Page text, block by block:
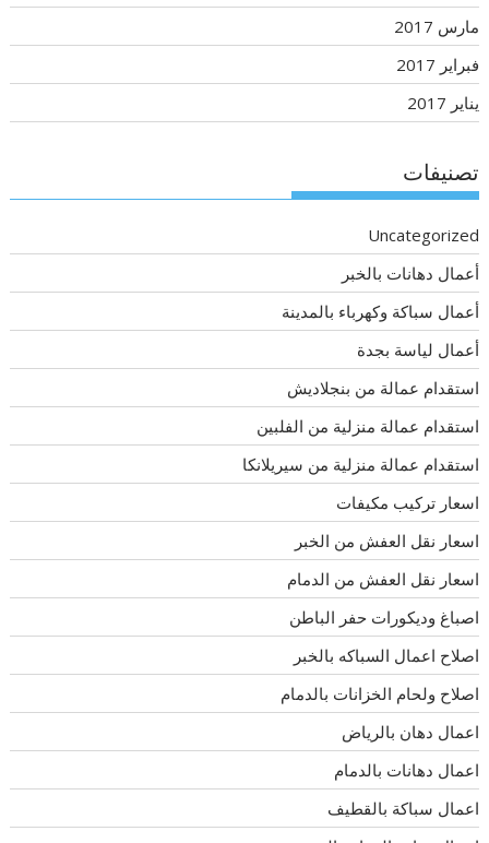
مارس 2017
فبراير 2017
يناير 2017
تصنيفات
Uncategorized
أعمال دهانات بالخبر
أعمال سباكة وكهرباء بالمدينة
أعمال لياسة بجدة
استقدام عمالة من بنجلاديش
استقدام عمالة منزلية من الفلبين
استقدام عمالة منزلية من سيريلانكا
اسعار تركيب مكيفات
اسعار نقل العفش من الخبر
اسعار نقل العفش من الدمام
اصباغ وديكورات حفر الباطن
اصلاح اعمال السباكه بالخبر
اصلاح ولحام الخزانات بالدمام
اعمال دهان بالرياض
اعمال دهانات بالدمام
اعمال سباكة بالقطيف